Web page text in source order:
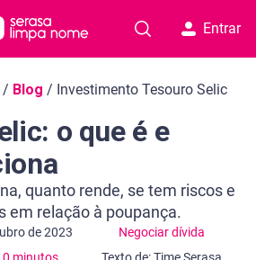
Entrar
/ Blog / Investimento Tesouro Selic
o que é e
quanto rende, se tem riscos e
em relação à poupança.
de 2023 Negociar dívida